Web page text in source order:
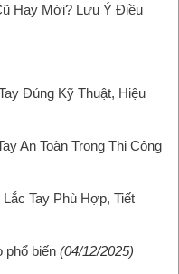
Hay Mới? Lưu Ý Điều
Đúng Kỹ Thuật, Hiệu
An Toàn Trong Thi Công
Tay Phù Hợp, Tiết
phổ biến (04/12/2025)